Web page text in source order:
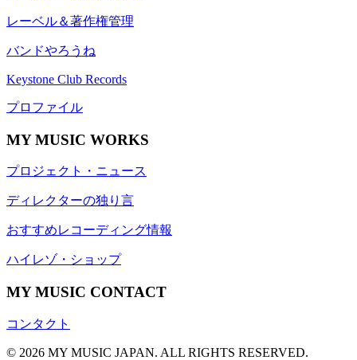
レーベル＆著作権管理
バンドやろうね
Keystone Club Records
プロファイル
MY MUSIC WORKS
プロジェクト・ニュース
ディレクターの独り言
おすすめレコーディング情報
ハイレゾ・ショップ
MY MUSIC CONTACT
コンタクト
© 2026 MY MUSIC JAPAN. ALL RIGHTS RESERVED.